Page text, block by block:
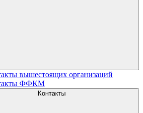
вышестоящих организаций
ФФКМ
Контакты